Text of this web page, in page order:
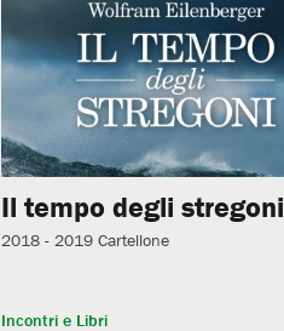
Il tempo degli stregoni
2018 - 2019 Cartellone
Incontri e Libri